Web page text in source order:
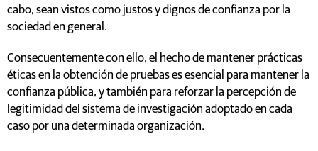
cabo, sean vistos como justos y dignos de confianza por la
sociedad en general.
Consecuentemente con ello, el hecho de mantener prácticas
éticas en la obtención de pruebas es esencial para mantener la
confianza pública, y también para reforzar la percepción de
legitimidad del sistema de investigación adoptado en cada
caso por una determinada organización.